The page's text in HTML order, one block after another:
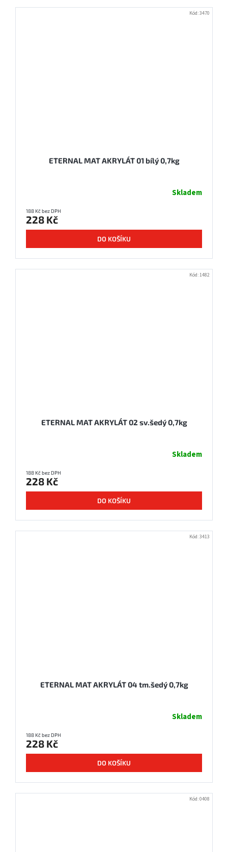
ETERNAL MAT AKRYLÁT 01 bílý 0,7kg
Skladem
188 Kč bez DPH
228 Kč
DO KOŠÍKU
Kód:3470
ETERNAL MAT AKRYLÁT 02 sv.šedý 0,7kg
Skladem
188 Kč bez DPH
228 Kč
DO KOŠÍKU
Kód:1482
ETERNAL MAT AKRYLÁT 04 tm.šedý 0,7kg
Skladem
188 Kč bez DPH
228 Kč
DO KOŠÍKU
Kód:3413
Kód:0408